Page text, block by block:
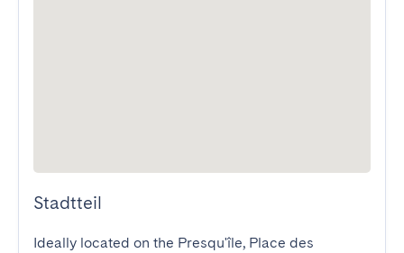
Stadtteil
Ideally located on the Presqu'île, Place des